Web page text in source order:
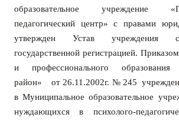
образовательное учреждение
педагогический центр» с правами
утвержден Устав учреждения
государственной регистрацией. Приказом
и профессионального образования
район» от 26.11.2002г. № 245
в Муниципальное образовательное
нуждающихся в психолого-